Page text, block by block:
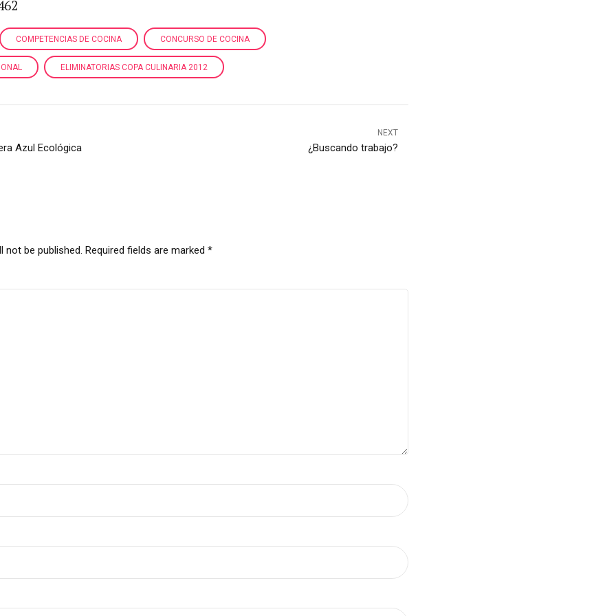
COMPETENCIAS DE COCINA CONCURSO DE COCINA
ELIMINATORIAS COPA CULINARIA 2012
Azul Ecológica
NEXT
¿Buscando trabajo?
not be published. Required fields are marked *